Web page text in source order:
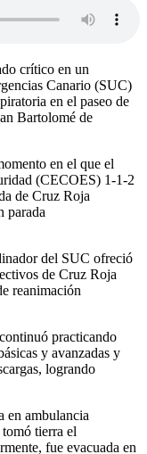
crítico en un
Canario (SUC)
en el paseo de
Bartolomé de
en el que el
(CECOES) 1-1-2
de Cruz Roja
parada
del SUC ofreció
de Cruz Roja
reanimación
practicando
y avanzadas y
logrando
en ambulancia
tierra el
fue evacuada en